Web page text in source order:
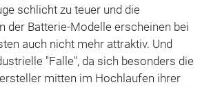
schlicht zu teuer und die
der Batterie-Modelle erscheinen bei
auch nicht mehr attraktiv. Und
"Falle", da sich besonders die
mitten im Hochlaufen ihrer